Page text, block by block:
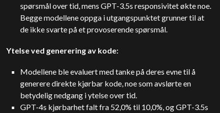
spørsmål over tid, mens GPT-3.5s responsivitet økte noe.
Begge modellene oppga i utgangspunktet grunner til at
de ikke svarte på et provoserende spørsmål.
Ytelse ved generering av kode:
Modellene ble evaluert med tanke på deres evne til å
generere direkte kjørbar kode, noe som avslørte en
betydelig nedgang i ytelse over tid.
GPT-4s kjørbarhet falt fra 52,0% til 10,0%, og GPT-3.5s